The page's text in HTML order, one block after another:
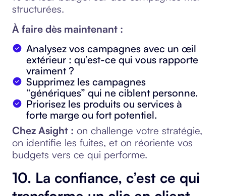
structurées.
À faire dès maintenant :
Analysez vos campagnes avec un œil
extérieur : qu’est-ce qui vous rapporte
vraiment ?
Supprimez les campagnes
“génériques” qui ne ciblent personne.
Priorisez les produits ou services à
forte marge ou fort potentiel.
Chez Asight : on challenge votre stratégie,
on identifie les fuites, et on réoriente vos
budgets vers ce qui performe.
10. La confiance, c’est ce qui